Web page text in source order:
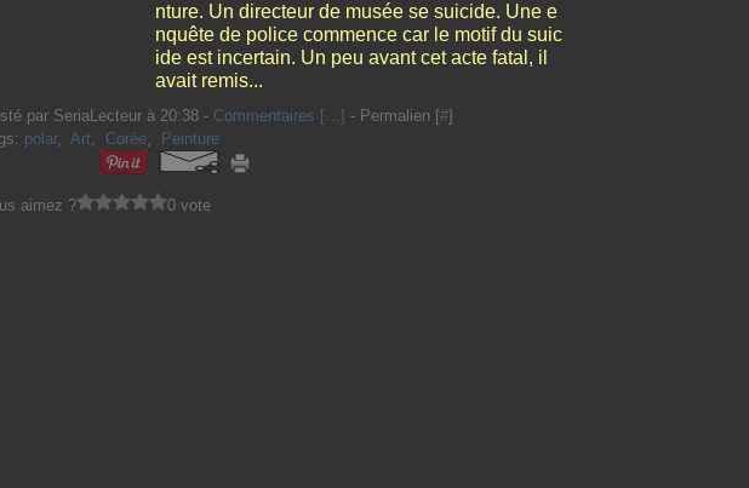
nture. Un directeur de musée se suicide. Une e
nquête de police commence car le motif du suic
ide est incertain. Un peu avant cet acte fatal, il
avait remis...
par SeriaLecteur à 20:38 - Commentaires […] - Permalien [#]
polar, Art, Corée, Peinture
aimez ? 0 vote